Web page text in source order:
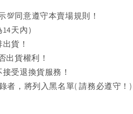
同意遵守本賣場規則！
天內）
貨！
出貨權利！
受退換貨服務！
者，將列入黑名單( 請務必遵守！)